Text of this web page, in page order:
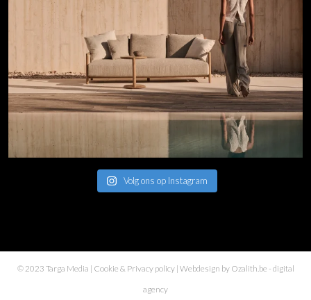
Volg ons op Instagram
© 2023 Targa Media | Cookie & Privacy policy| Webdesign by Ozalith.be - digital
agency